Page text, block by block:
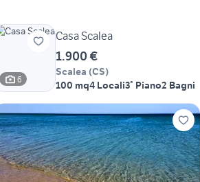
6
Casa Scalea
1.900 €
Scalea (CS)
100 mq4 Locali3° Piano2 Bagni